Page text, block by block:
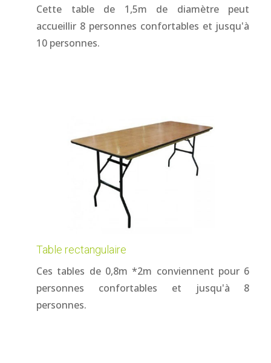
Cette table de 1,5m de diamètre peut
accueillir 8 personnes confortables et jusqu'à
10 personnes.
Table rectangulaire
Ces tables de 0,8m *2m conviennent pour 6
personnes confortables et jusqu'à 8
personnes.